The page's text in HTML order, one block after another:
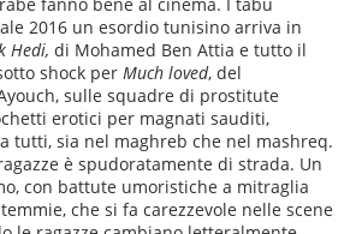
2016 un esordio tunisino arriva in
Hedi, di Mohamed Ben Attia e tutto il
shock perMuch loved, del
sulle squadre di prostitute
erotici per magnati sauditi,
tutti, sia nel maghreb che nel mashreq.
è spudoratamente di strada. Un
con battute umoristiche a mitraglia
che si fa carezzevole nelle scene